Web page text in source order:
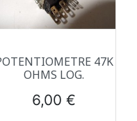
47K
OHMS LOG.
Prix
6,00 €